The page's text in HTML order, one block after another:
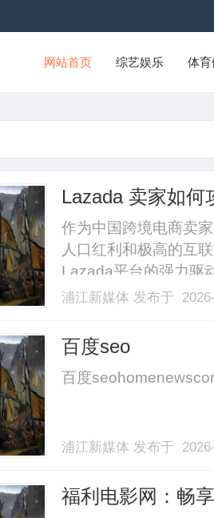
网站首页 综艺娱乐 体
Lazada 卖家如何
作为中国跨境电商卖
人口红利和极高的互
Lazada平台的强力驱
长。然而，东南亚电
铢、马币、越南盾……
浦江新媒体 发布于
百度seo
百度
浦江新媒体 发布于
福利电影网：畅